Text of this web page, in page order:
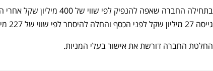
גייסה 27 מיליון שקל לפני הכסף והחלה להיסחר לפי שווי של 227 מיליון שקל.
החלטת החברה דורשת את אישור בעלי המניות.